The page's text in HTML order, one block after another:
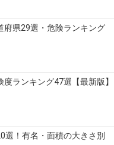
府県29選・危険ランキング
ランキング47選【最新版】
選！有名・面積の大きさ別